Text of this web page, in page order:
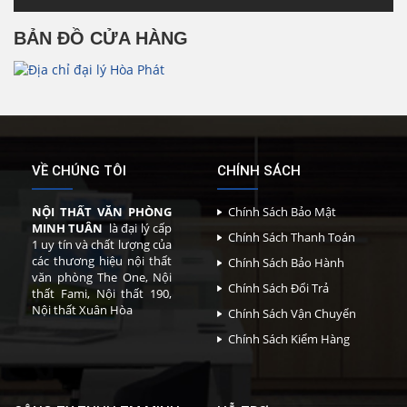
BẢN ĐỒ CỬA HÀNG
VỀ CHÚNG TÔI
NỘI THẤT VĂN PHÒNG
MINH TUÂN là đại lý cấp
1 uy tín và chất lượng của
các thương hiệu nội thất
văn phòng The One, Nội
thất Fami, Nội thất 190,
Nội thất Xuân Hòa
CHÍNH SÁCH
Chính Sách Bảo Mật
Chính Sách Thanh Toán
Chính Sách Bảo Hành
Chính Sách Đổi Trả
Chính Sách Vận Chuyển
Chính Sách Kiểm Hàng